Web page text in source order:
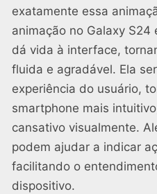
exatamente essa
animação no Galaxy S24
dá vida à interface,
fluida e agradável. Ela
experiência do usuário,
smartphone mais
cansativo visualmente.
podem ajudar a indicar
facilitando o
dispositivo.